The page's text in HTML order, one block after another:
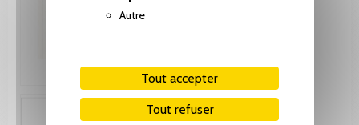
Autre
Tout accepter
Tout refuser